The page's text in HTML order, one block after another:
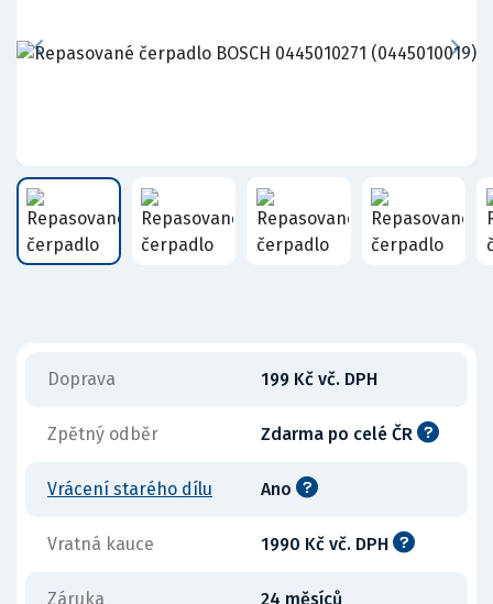
Doprava 199 Kč vč. DPH
Zpětný odběr Zdarma po celé ČR
Vrácení starého dílu Ano
Vratná kauce 1990 Kč vč. DPH
Záruka 24 měsíců